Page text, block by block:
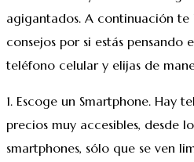
agigantados. A continuación te
consejos por si estás pensando
teléfono celular y elijas de
1. Escoge un Smartphone. Hay
precios muy accesibles, desde
smartphones, sólo que se ven